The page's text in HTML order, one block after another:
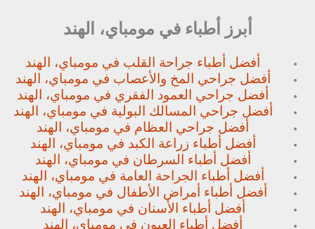
أبرز أطباء في مومباي، الهند
أفضل أطباء جراحة القلب في مومباي، الهند
أفضل جراحي المخ والأعصاب في مومباي، الهند
أفضل جراحي العمود الفقري في مومباي، الهند
أفضل جراحي المسالك البولية في مومباي، الهند
أفضل جراحي العظام في مومباي، الهند
أفضل أطباء زراعة الكبد في مومباي، الهند
أفضل أطباء السرطان في مومباي، الهند
أفضل أطباء الجراحة العامة في مومباي، الهند
أفضل أطباء أمراض الأطفال في مومباي، الهند
أفضل أطباء الأسنان في مومباي، الهند
أفضل أطباء العيون في مومباي، الهند